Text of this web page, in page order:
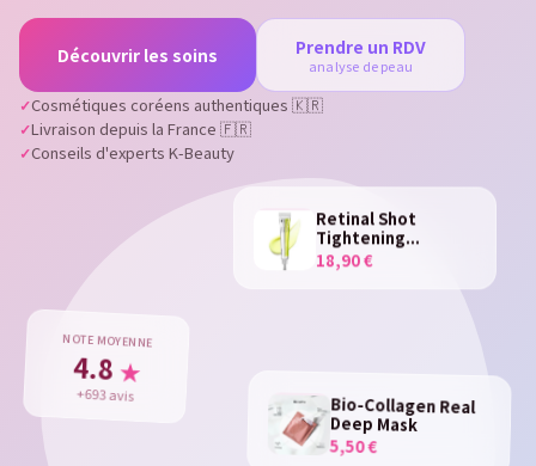
Découvrir les soins Prendre un RDV
analyse de peau
Cosmétiques coréens authentiques 🇰🇷
Livraison depuis la France 🇫🇷
Conseils d'experts K-Beauty
Retinal Shot
Tightening...
18,90 €
Bio-Collagen Real
Deep Mask
5,50 €
NOTE MOYENNE
4.8 ★
+693 avis